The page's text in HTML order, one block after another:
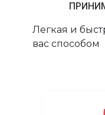
Легкая и
вас способом